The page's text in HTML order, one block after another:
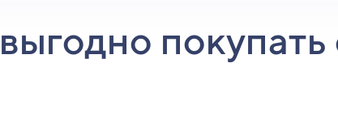
покупать